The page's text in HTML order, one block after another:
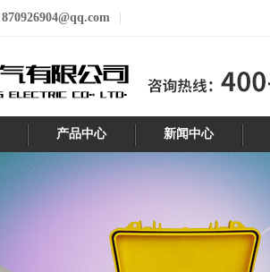
870926904@qq.com
产品中心 新闻中心